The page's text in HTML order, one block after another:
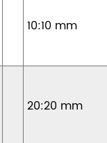
10:10 mm
20:20 mm